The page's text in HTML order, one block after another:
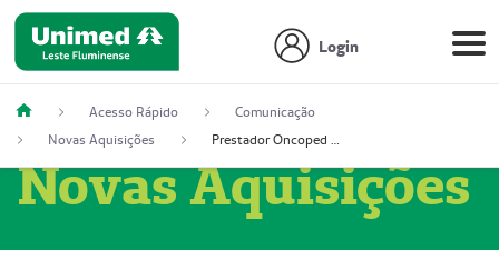
Login
Acesso Rápido
Comunicação
Novas Aquisições
Prestador Oncoped Serviços Médicos (51004335-0)
Novas Aquisições